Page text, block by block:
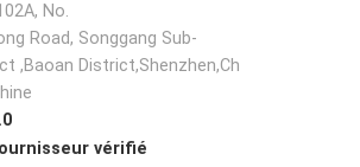
No.
Road, Songgang Sub-
,Baoan District,Shenzhen,Ch
vérifié